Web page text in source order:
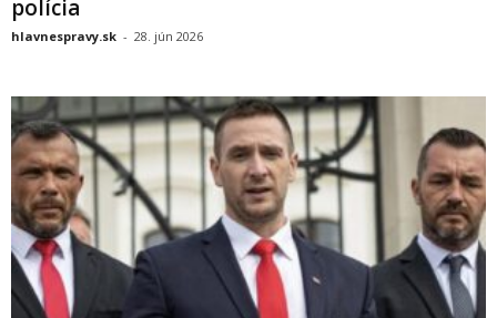
polícia
hlavnespravy.sk - 28. jún 2026